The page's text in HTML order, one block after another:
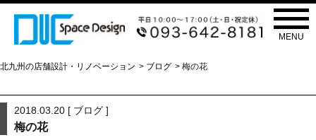
MENU
BLOG
北九州の店舗設計・リノベーション > ブログ > 梅の花
2018.03.20 [ ブログ ]
梅の花